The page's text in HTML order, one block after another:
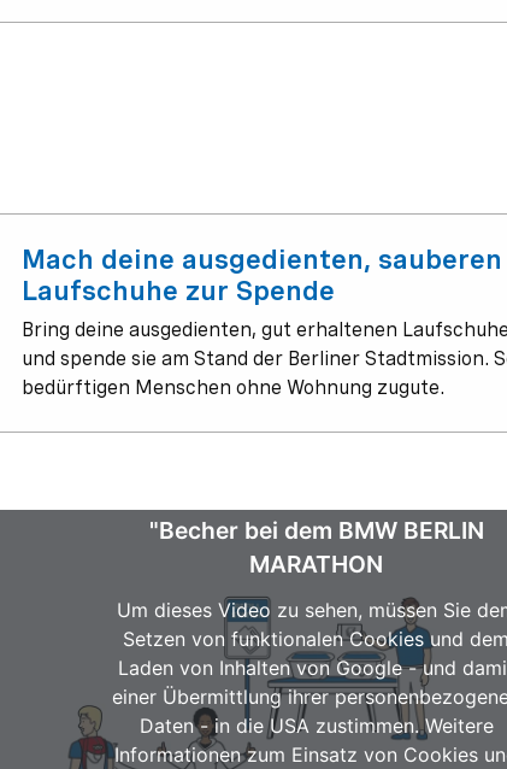
Mach deine ausgedienten, sauberen
Laufschuhe zur Spende
Bring deine ausgedienten, gut erhaltenen
und spende sie am Stand der Berliner Stadtmission.
bedürftigen Menschen ohne Wohnung zugute.
"Becher bei dem BMW BERLIN
MARATHON
Um dieses Video zu sehen, müssen Sie
Setzen von funktionalen Cookies und dem
Laden von Inhalten von Google - und
einer Übermittlung ihrer
Daten - in die USA zustimmen. Weitere
Informationen zum Einsatz von Cookies